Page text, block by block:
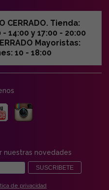
CERRADO. Tienda:
14:00 y 17:00 - 20:00
Mayoristas:
10 - 18:00
nuestras novedades
SUSCRIBETE
de privacidad